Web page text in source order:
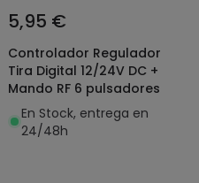
5,95 €
Controlador Regulador
Tira Digital 12/24V DC +
Mando RF 6 pulsadores
En Stock, entrega en
24/48h